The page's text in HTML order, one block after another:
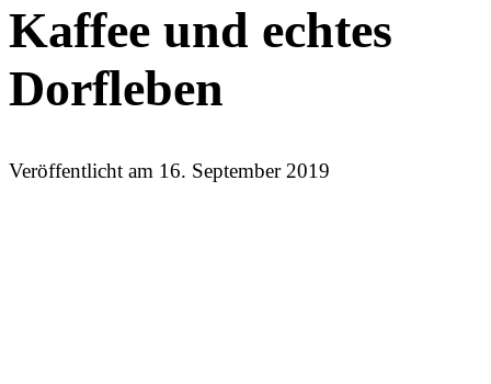
Kaffee und echtes
Dorfleben
Veröffentlicht am 16. September 2019